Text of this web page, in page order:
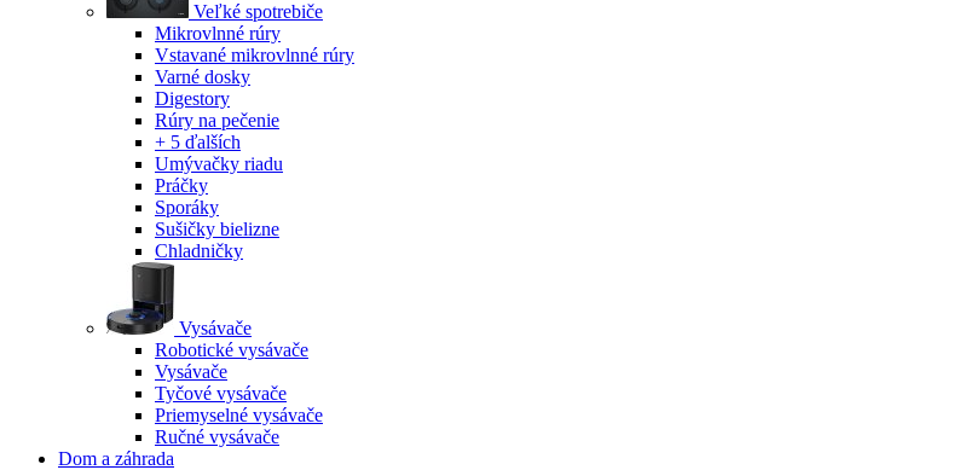
Veľké spotrebiče
Mikrovlnné rúry
Vstavané mikrovlnné rúry
Varné dosky
Digestory
Rúry na pečenie
+ 5 ďalších
Umývačky riadu
Práčky
Sporáky
Sušičky bielizne
Chladničky
Vysávače
Robotické vysávače
Vysávače
Tyčové vysávače
Priemyselné vysávače
Ručné vysávače
Dom a záhrada